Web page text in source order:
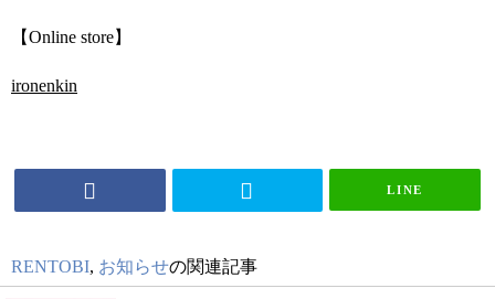
【Online store】
ironenkin
LINE
RENTOBI, お知らせの関連記事